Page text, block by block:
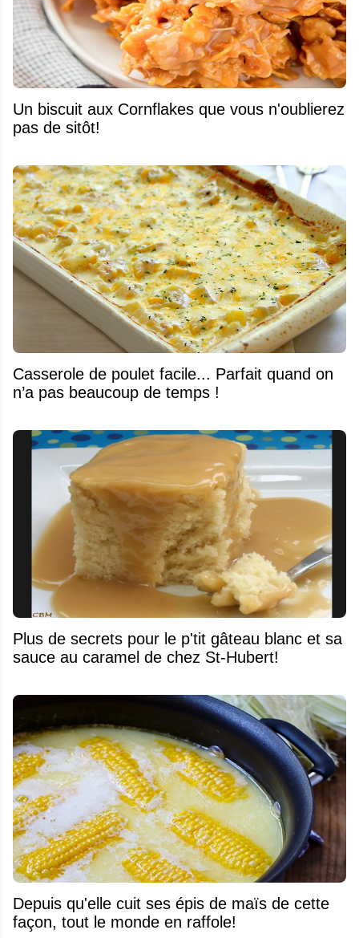
Un biscuit aux Cornflakes que vous n'oublierez
pas de sitôt!
Casserole de poulet facile... Parfait quand on
n’a pas beaucoup de temps !
Plus de secrets pour le p'tit gâteau blanc et sa
sauce au caramel de chez St-Hubert!
Depuis qu'elle cuit ses épis de maïs de cette
façon, tout le monde en raffole!